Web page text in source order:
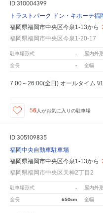
ID:310004399
トラストパーク ドン・キホーテ福
福岡県福岡市中央区今泉1-13から
福岡県福岡市中央区今泉1-20-17
駐車場形式 - 屋内外
全長 - 全幅
7:00～26:00(全日) オールタイム
56 人がお気に入りの駐車場
ID:305109835
福岡中央自動車駐車場
福岡県福岡市中央区今泉1-13から
福岡県福岡市中央区天神2丁目2
駐車場形式 - 屋内外
全長 650cm 全幅